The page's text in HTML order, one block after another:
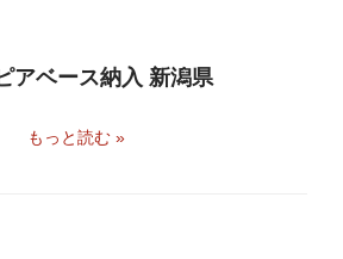
アベース納入 新潟県
もっと読む »